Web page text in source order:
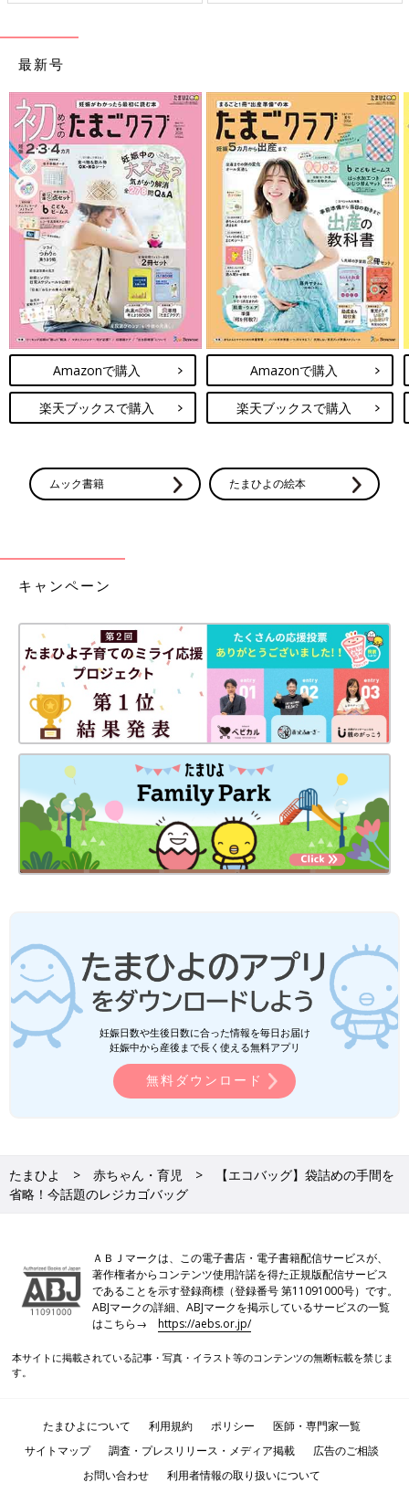
最新号
Amazonで購入
楽天ブックスで購入
Amazonで購入
楽天ブックスで購入
ムック書籍 たまひよの絵本
キャンペーン
妊娠日数や生後日数に合った情報を毎日お届け
妊娠中から産後まで長く使える無料アプリ
無料ダウンロード
たまひよ 赤ちゃん・育児
【エコバッグ】袋詰めの手間を
省略！今話題のレジカゴバッグ
ＡＢＪマークは、この電子書店・電子書籍配信サービスが、
著作権者からコンテンツ使用許諾を得た正規版配信サービス
であることを示す登録商標（登録番号 第11091000号）です。
ABJマークの詳細、ABJマークを掲示しているサービスの一覧
はこちら→https://aebs.or.jp/
本サイトに掲載されている記事・写真・イラスト等のコンテンツの無断転載を禁じま
す。
たまひよについて 利用規約 ポリシー
医師・専門家一覧
サイトマップ
調査・プレスリリース・メディア掲載
広告のご相談
お問い合わせ
利用者情報の取り扱いについて